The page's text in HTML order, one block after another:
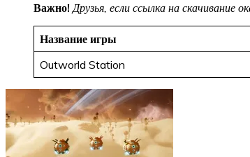
Важно!Друзья, если ссылка на скачивание
Название игры
Outworld Station